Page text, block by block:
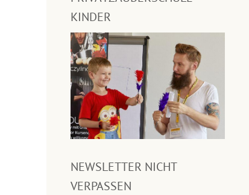
KINDER
NEWSLETTER NICHT
VERPASSEN